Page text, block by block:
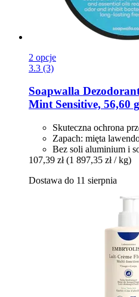
2 opcje
3.3 (3)
Soapwalla
Mint Sensitive, 56,60 g
Skuteczna ochrona
Zapach: mięta
Bez soli aluminium i
107,39 zł (1 897,35 zł / kg)
Dostawa do 11 sierpnia